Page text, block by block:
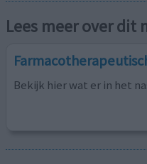
Lees meer over dit
Bekijk hier wat er in het